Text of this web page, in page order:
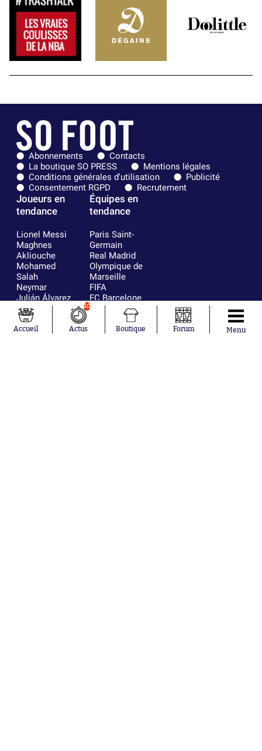
Abonnements
Contacts
La boutique SO PRESS
Mentions légales
Conditions générales d'utilisation
Publicité
Consentement RGPD
Recrutement
Joueurs en
tendance
Lionel Messi
Maghnes
Akliouche
Mohamed
Salah
Neymar
Julián Álvarez
Ferrán Torres
Kilian Corredor
Franco
Équipes en
tendance
Paris Saint-
Germain
Real Madrid
Olympique de
Marseille
FIFA
FC Barcelone
Argentine
Olympique
lyonnais
Accueil
10
Actus Boutique Forum Menu